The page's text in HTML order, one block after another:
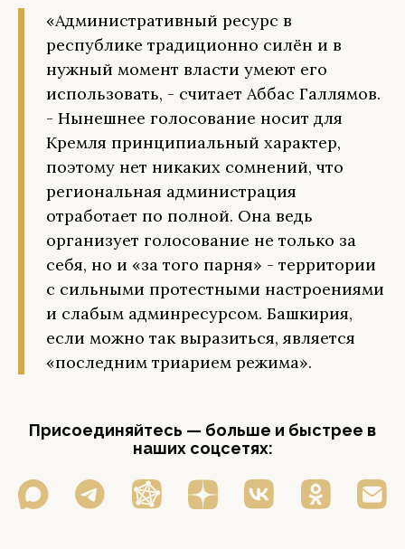
«Административный ресурс в
республике традиционно силён и в
нужный момент власти умеют его
использовать, - считает Аббас Галлямов.
- Нынешнее голосование носит для
Кремля принципиальный характер,
поэтому нет никаких сомнений, что
региональная администрация
отработает по полной. Она ведь
организует голосование не только за
себя, но и «за того парня» - территории
с сильными протестными настроениями
и слабым админресурсом. Башкирия,
если можно так выразиться, является
«последним триарием режима».
Присоединяйтесь — больше и быстрее в
наших соцсетях: